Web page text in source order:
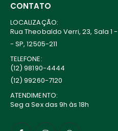
CONTATO
LOCALIZAÇÃO:
Rua Theobaldo Verri, 23, Sala
- SP, 12505-211
TELEFONE:
(12) 98190-4444
(12) 99260-7120
ATENDIMENTO:
Seg a Sex das 9h às 18h